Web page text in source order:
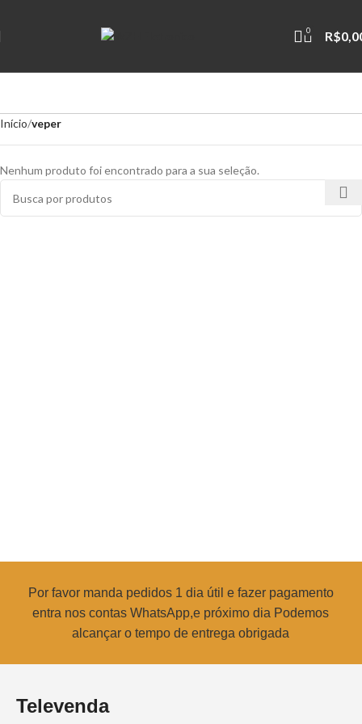
0 R$
Início veper
Nenhum produto foi encontrado para a sua seleção.
Por favor manda pedidos 1 dia útil e fazer pagamento
entra nos contas WhatsApp,e próximo dia Podemos
alcançar o tempo de entrega obrigada
Televenda